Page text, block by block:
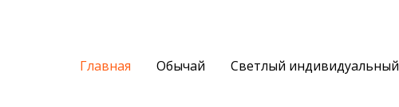
Главная Обычай Светлый индивидуальный